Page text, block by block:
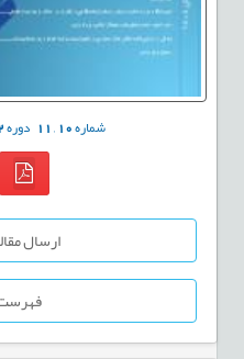
شماره10
,
11 دوره2
ارسال
فهرست